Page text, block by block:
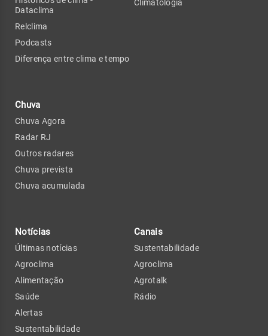
Dataclima
Relclima
Podcasts
Diferença entre clima e tempo
Chuva
Chuva Agora
Radar RJ
Outros radares
Chuva prevista
Chuva acumulada
Climatologia
Notícias
Últimas notícias
Agroclima
Alimentação
Saúde
Alertas
Sustentabilidade
Canais
Sustentabilidade
Agroclima
Agrotalk
Rádio